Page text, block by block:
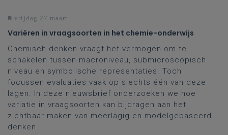
vrijdag 27 maart
Variëren in vraagsoorten in het chemie-onderwijs
Chemisch denken vraagt het vermogen om te
schakelen tussen macroniveau, submicroscopisch
niveau en symbolische representaties. Toch
focussen evaluaties vaak op slechts één van deze
lagen. In deze nieuwsbrief onderzoeken we hoe
variatie in vraagsoorten kan bijdragen aan het
zichtbaar maken van meerlagig en modelgebaseerd
denken.